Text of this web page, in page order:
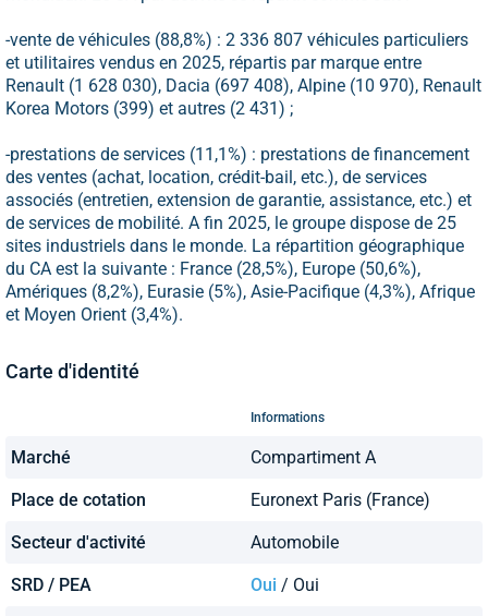
-vente de véhicules (88,8%) : 2 336 807 véhicules particuliers
et utilitaires vendus en 2025, répartis par marque entre
Renault (1 628 030), Dacia (697 408), Alpine (10 970), Renault
Korea Motors (399) et autres (2 431) ;
-prestations de services (11,1%) : prestations de financement
des ventes (achat, location, crédit-bail, etc.), de services
associés (entretien, extension de garantie, assistance, etc.) et
de services de mobilité. A fin 2025, le groupe dispose de 25
sites industriels dans le monde. La répartition géographique
du CA est la suivante : France (28,5%), Europe (50,6%),
Amériques (8,2%), Eurasie (5%), Asie-Pacifique (4,3%), Afrique
et Moyen Orient (3,4%).
Carte d'identité
Informations
Marché Compartiment A
Place de cotation Euronext Paris (France)
Secteur d'activité Automobile
SRD / PEA Oui / Oui